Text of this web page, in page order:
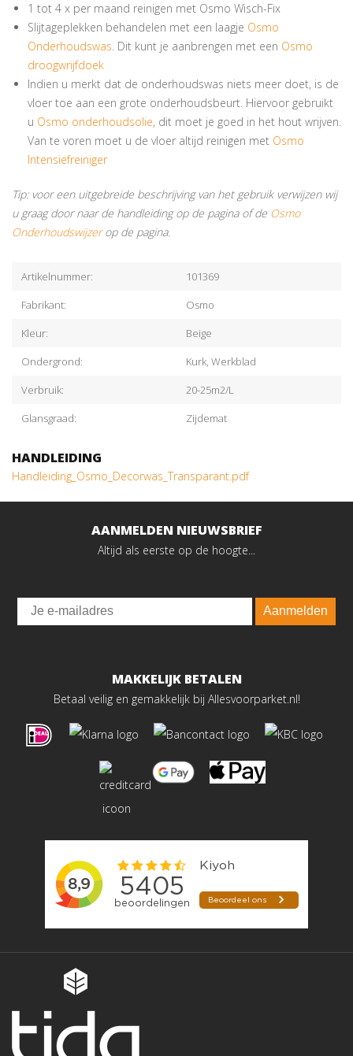
1 tot 4 x per maand reinigen met Osmo Wisch-Fix
Slijtageplekken behandelen met een laagje Osmo
Onderhoudswas. Dit kunt je aanbrengen met een Osmo
droogwrijfdoek
Indien u merkt dat de onderhoudswas niets meer doet, is de
vloer toe aan een grote onderhoudsbeurt. Hiervoor gebruikt
u Osmo onderhoudsolie, dit moet je goed in het hout wrijven.
Van te voren moet u de vloer altijd reinigen met Osmo
Intensiefreiniger
Tip: voor een uitgebreide beschrijving van het gebruik verwijzen wij
u graag door naar de handleiding op de pagina of de Osmo
Onderhoudswijzerop de pagina.
Artikelnummer:
101369
Fabrikant:
Osmo
Kleur:
Beige
Ondergrond:
Kurk, Werkblad
Verbruik:
20-25m2/L
Glansgraad:
Zijdemat
HANDLEIDING
Handleiding_Osmo_Decorwas_Transparant.pdf
AANMELDEN NIEUWSBRIEF
Altijd als eerste op de hoogte...
Email
Aanmelden
MAKKELIJK BETALEN
Betaal veilig en gemakkelijk bij Allesvoorparket.nl!